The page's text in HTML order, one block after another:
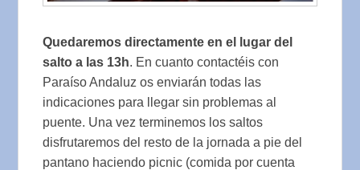
Quedaremos directamente en el lugar del
salto a las 13h. En cuanto contactéis con
Paraíso Andaluz os enviarán todas las
indicaciones para llegar sin problemas al
puente. Una vez terminemos los saltos
disfrutaremos del resto de la jornada a pie del
pantano haciendo picnic (comida por cuenta